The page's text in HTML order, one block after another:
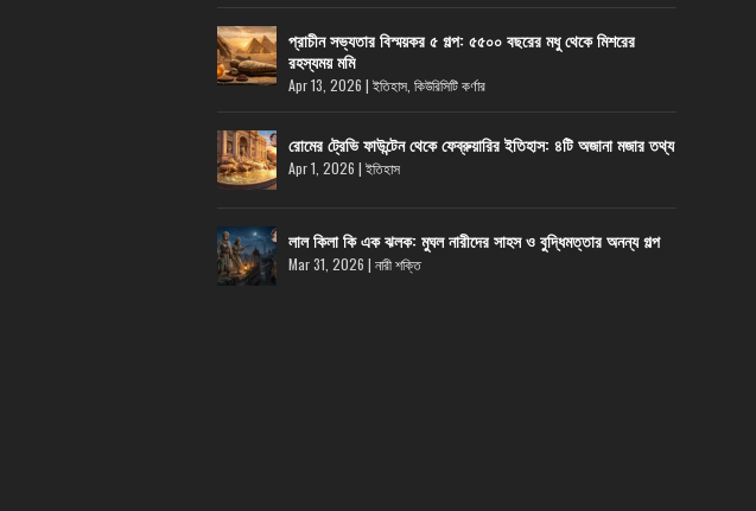
প্রাচীন সভ্যতার বিস্ময়কর ৫ গল্প: ৫৫০০ বছরের মধু থেকে মিশরের
রহস্যময় মমি
Apr 13, 2026 | ইতিহাস, কিউরিসিটি কর্ণার
রোমের ট্রেভি ফাউন্টেন থেকে ফেব্রুয়ারির ইতিহাস: ৪টি অজানা মজার তথ্য
Apr 1, 2026 | ইতিহাস
লাল কিলা কি এক ঝলক: মুঘল নারীদের সাহস ও বুদ্ধিমত্তার অনন্য গল্প
Mar 31, 2026 | নারী শক্তি